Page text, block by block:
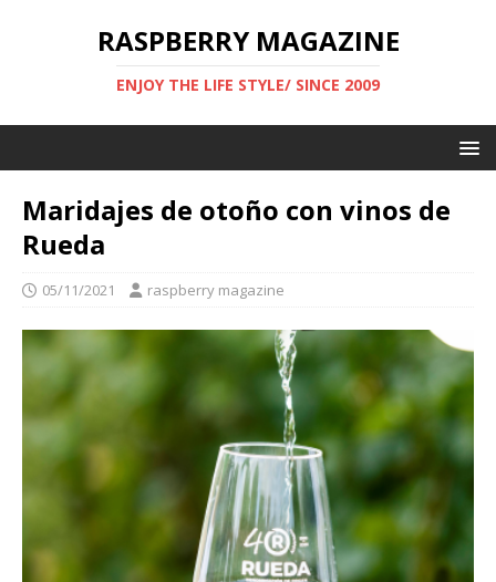
RASPBERRY MAGAZINE
ENJOY THE LIFE STYLE/ SINCE 2009
Maridajes de otoño con vinos de
Rueda
05/11/2021 raspberry magazine